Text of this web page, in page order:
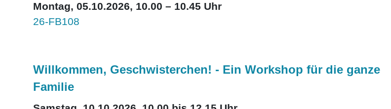
Montag, 05.10.2026, 10.00 – 10.45 Uhr
26-FB108
Willkommen, Geschwisterchen! - Ein Workshop für die ganze
Familie